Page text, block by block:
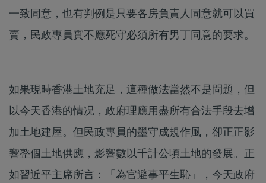
一致同意，也有判例是只要各房負責人同意就可以買
賣，民政專員實不應死守必須所有男丁同意的要求。
如果現時香港土地充足，這種做法當然不是問題，但
以今天香港的情况，政府理應用盡所有合法手段去增
加土地建屋。但民政專員的墨守成規作風，卻正正影
響整個土地供應，影響數以千計公頃土地的發展。正
如習近平主席所言：「為官避事平生恥」，今天政府